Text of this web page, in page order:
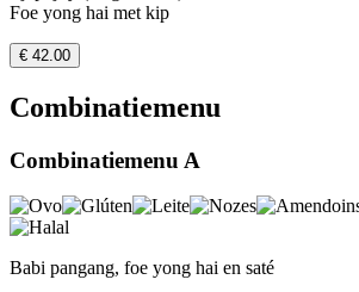
Foe yong hai met kip
€ 42.00
Combinatiemenu
Combinatiemenu A
Babi pangang, foe yong hai en saté